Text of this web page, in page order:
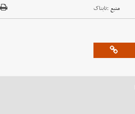
منبع :تابناک